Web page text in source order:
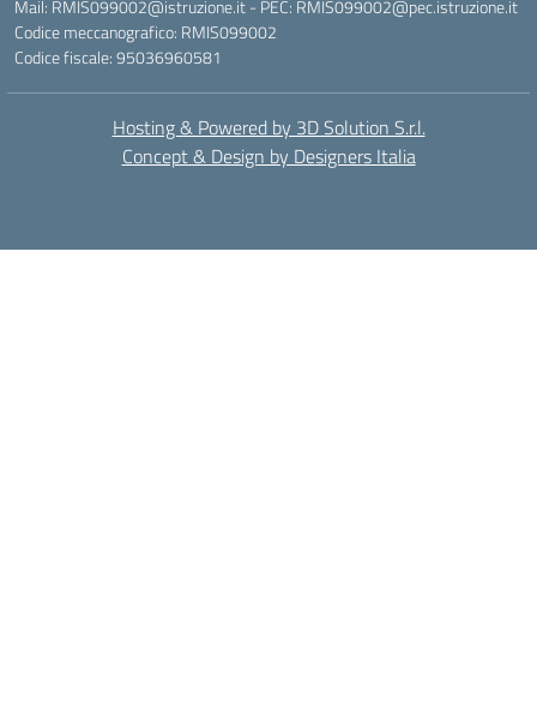
Mail: RMIS099002@istruzione.it - PEC: RMIS099002@pec.istruzione.it
Codice meccanografico: RMIS099002
Codice fiscale: 95036960581
Hosting & Powered by 3D Solution S.r.l.
Concept & Design by Designers Italia